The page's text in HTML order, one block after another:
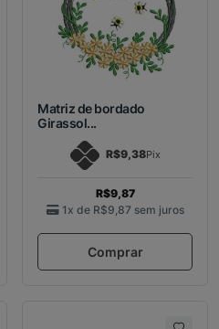
Matriz de bordado
Girassol...
R$9,38Pix
R$9,87
1x de R$9,87 sem juros
Comprar